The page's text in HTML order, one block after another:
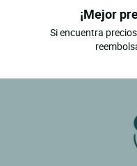
¡Mejor
Si encuentra